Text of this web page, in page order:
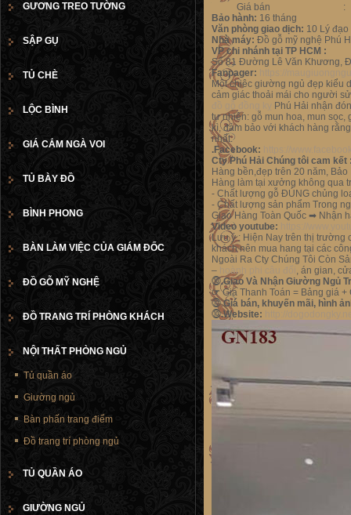
Giá bán
:
Bảo hành: 16 tháng
Văn phòng giao dịch: 10 Lý
Nhà máy: Đồ gỗ mỹ nghệ Phú
VP chi nhánh tại TP HCM :
Số 81 Đường Lê Văn Khương,
Fanpager:
Một chiêc giường ngủ đẹp kiểu
cảm giác thoải mái cho người
Phú Hải nhận
tự nhiên: gỗ mun hoa, mun sọc,
kì, đảm bảo với khách hàng
nhất.
.Facebook:
Cty Phú Hải Chúng tôi cam kết
Hàng bền,đẹp trên 20 năm,
Hàng làm tại xưởng không qua
- Chất lượng gỗ ĐÚNG chủng
- Chất lượng sản phẩm Trong
Giao Hàng Toàn Quốc ➡ Nhận
Video youtube:
Lưu ý : Hiện Nay trên thị trường
khách nên mua hang tại các
Ngoài Ra Cty Chúng Tôi Còn
–
hoành phi câu đối , án gian,
⓾.Giao Và Nhận Giường Ngủ
☞Giá Thanh Toán = Bảng giá
⓾.Giá bán, khuyến mãi, hình
⓾.Website:
GƯƠNG TREO TƯỜNG
SẬP GỤ
TỦ CHÈ
LỘC BÌNH
GIÁ CẮM NGÀ VOI
TỦ BÀY ĐỒ
BÌNH PHONG
BÀN LÀM VIỆC CỦA GIÁM ĐỐC
ĐỒ GỖ MỸ NGHỆ
ĐỒ TRANG TRÍ PHÒNG KHÁCH
NỘI THẤT PHÒNG NGỦ
Tủ quần áo
Giường ngủ
Bàn phấn trang điểm
Đồ trang trí phòng ngủ
TỦ QUẦN ÁO
GIƯỜNG NGỦ